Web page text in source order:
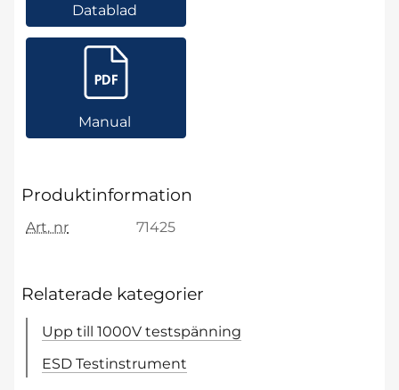
Datablad
Manual
Produktinformation
Art. nr 71425
Relaterade kategorier
Upp till 1000V testspänning
ESD Testinstrument